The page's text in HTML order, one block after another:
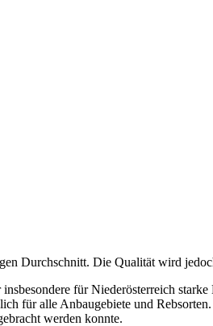
Durchschnitt. Die Qualität wird
für Niederösterreich
für alle Anbaugebiete und
werden konnte.